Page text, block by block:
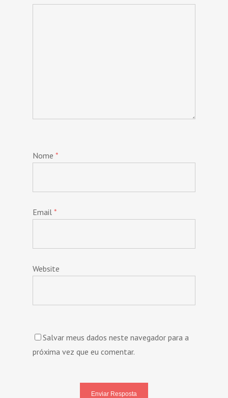
Nome *
Email *
Website
Salvar meus dados neste navegador para a
próxima vez que eu comentar.